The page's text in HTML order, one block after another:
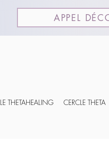
APPEL
LE THETAHEALING CERCLE THETA